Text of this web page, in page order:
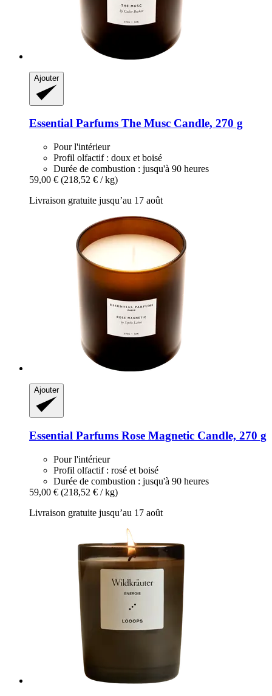
Ajouter
Essential Parfums The Musc Candle, 270 g
Pour l'intérieur
Profil olfactif : doux et boisé
Durée de combustion : jusqu'à 90 heures
59,00 € (218,52 € / kg)
Livraison gratuite jusqu’au 17 août
Ajouter
Essential Parfums Rose Magnetic Candle, 270 g
Pour l'intérieur
Profil olfactif : rosé et boisé
Durée de combustion : jusqu'à 90 heures
59,00 € (218,52 € / kg)
Livraison gratuite jusqu’au 17 août